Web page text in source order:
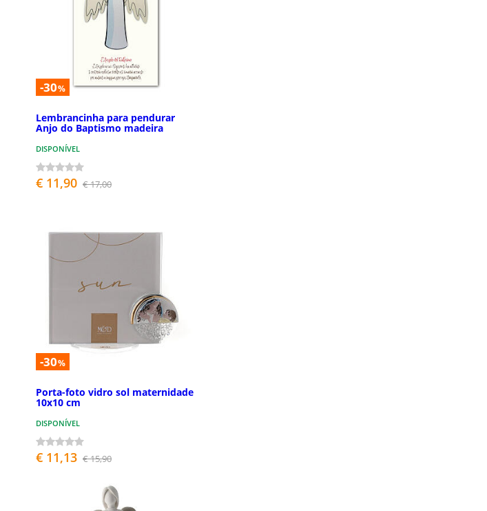
-30%
Lembrancinha para pendurar
Anjo do Baptismo madeira
DISPONÍVEL
€ 11,90 € 17,00
-30%
Porta-foto vidro sol maternidade
10x10 cm
DISPONÍVEL
€ 11,13 € 15,90